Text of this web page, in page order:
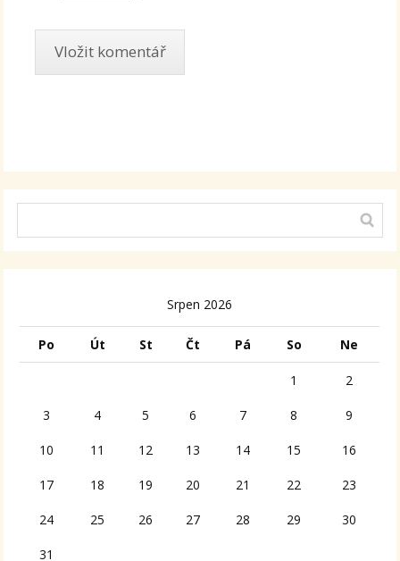
Srpen 2026
Po Út St Čt Pá So Ne
1 2
3 4 5 6 7 8 9
10 11 12 13 14 15 16
17 18 19 20 21 22 23
24 25 26 27 28 29 30
31